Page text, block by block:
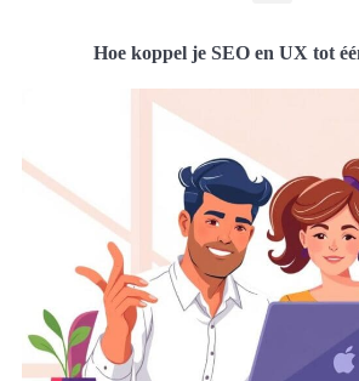
Hoe koppel je SEO en UX tot